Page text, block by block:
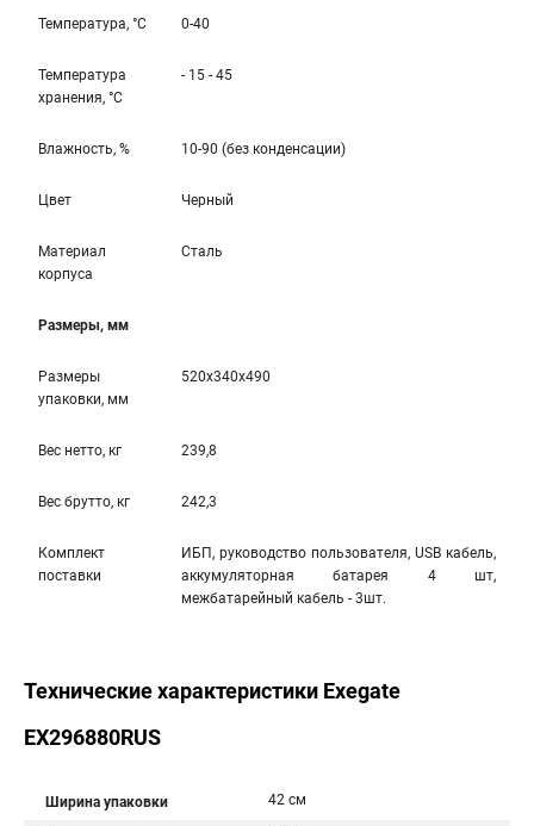
Температура, °С 0-40
Температура
хранения, °С
- 15 - 45
Влажность, % 10-90 (без конденсации)
Цвет Черный
Материал
корпуса
Сталь
Размеры, мм
Размеры
упаковки, мм
520x340x490
Вес нетто, кг 239,8
Вес брутто, кг 242,3
Комплект
поставки
ИБП, руководство пользователя, USB кабель,
аккумуляторная батарея 4 шт,
межбатарейный кабель - 3шт.
Технические характеристики Exegate
EX296880RUS
Ширина упаковки 42 см